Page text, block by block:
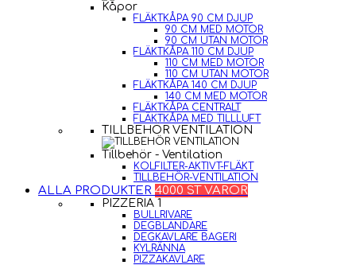
Kåpor
FLÄKTKÅPA 90 CM DJUP
90 CM MED MOTOR
90 CM UTAN MOTOR
FLÄKTKÅPA 110 CM DJUP
110 CM MED MOTOR
110 CM UTAN MOTOR
FLÄKTKÅPA 140 CM DJUP
140 CM MED MOTOR
FLÄKTKÅPA CENTRALT
FLÄKTKÅPA MED TILLLUFT
TILLBEHÖR VENTILATION
Tillbehör - Ventilation
KOLFILTER-AKTIVT-FLÄKT
TILLBEHÖR-VENTILATION
ALLA PRODUKTER 4000 ST VAROR
PIZZERIA 1
BULLRIVARE
DEGBLANDARE
DEGKAVLARE BAGERI
KYLRÄNNA
PIZZAKAVLARE